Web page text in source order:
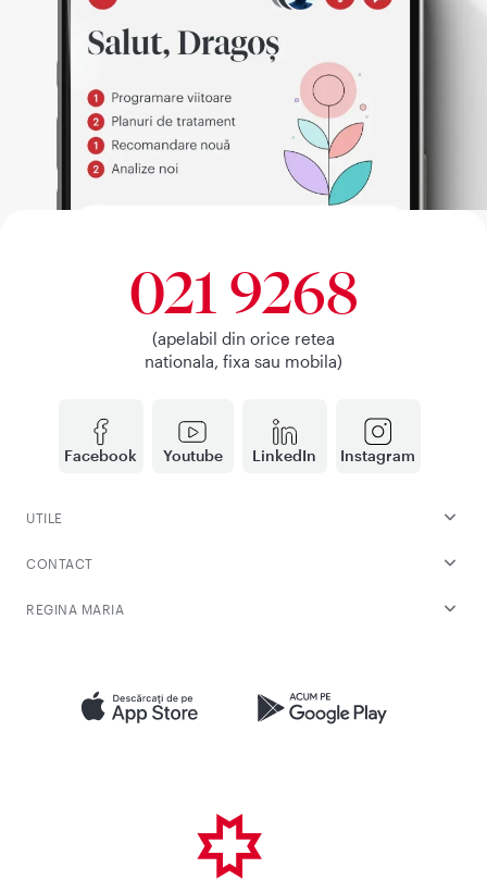
Facebook Youtube LinkedIn Instagram
021 9268
(apelabil din orice retea
nationala, fixa sau mobila)
UTILE
CONTACT
REGINA MARIA